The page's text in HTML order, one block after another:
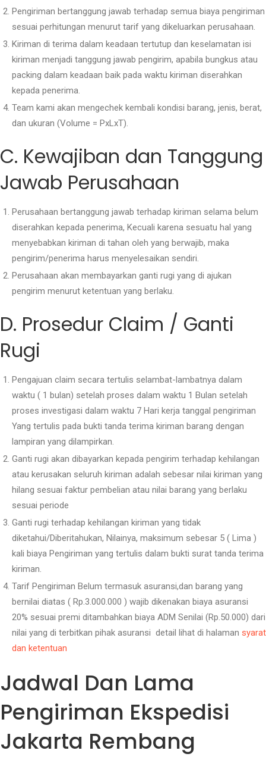
Pengiriman bertanggung jawab terhadap semua biaya pengiriman
sesuai perhitungan menurut tarif yang dikeluarkan perusahaan.
Kiriman di terima dalam keadaan tertutup dan keselamatan isi
kiriman menjadi tanggung jawab pengirim, apabila bungkus atau
packing dalam keadaan baik pada waktu kiriman diserahkan
kepada penerima.
Team kami akan mengechek kembali kondisi barang, jenis, berat,
dan ukuran (Volume = PxLxT).
C. Kewajiban dan Tanggung
Jawab Perusahaan
Perusahaan bertanggung jawab terhadap kiriman selama belum
diserahkan kepada penerima, Kecuali karena sesuatu hal yang
menyebabkan kiriman di tahan oleh yang berwajib, maka
pengirim/penerima harus menyelesaikan sendiri.
Perusahaan akan membayarkan ganti rugi yang di ajukan
pengirim menurut ketentuan yang berlaku.
D. Prosedur Claim / Ganti
Rugi
Pengajuan claim secara tertulis selambat-lambatnya dalam
waktu ( 1 bulan) setelah proses dalam waktu 1 Bulan setelah
proses investigasi dalam waktu 7 Hari kerja tanggal pengiriman
Yang tertulis pada bukti tanda terima kiriman barang dengan
lampiran yang dilampirkan.
Ganti rugi akan dibayarkan kepada pengirim terhadap kehilangan
atau kerusakan seluruh kiriman adalah sebesar nilai kiriman yang
hilang sesuai faktur pembelian atau nilai barang yang berlaku
sesuai periode
Ganti rugi terhadap kehilangan kiriman yang tidak
diketahui/Diberitahukan, Nilainya, maksimum sebesar 5 ( Lima )
kali biaya Pengiriman yang tertulis dalam bukti surat tanda terima
kiriman.
Tarif Pengiriman Belum termasuk asuransi,dan barang yang
bernilai diatas ( Rp.3.000.000 ) wajib dikenakan biaya asuransi
20% sesuai premi ditambahkan biaya ADM Senilai (Rp.50.000) dari
nilai yang di terbitkan pihak asuransi detail lihat di halaman syarat
dan ketentuan
Jadwal Dan Lama
Pengiriman Ekspedisi
Jakarta Rembang